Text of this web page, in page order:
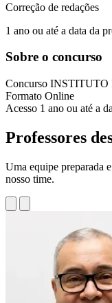
Correção de redações
1 ano ou até a data da
Sobre o concurso
Concurso INSTITUTO
Formato Online
Acesso 1 ano ou até a
Professores
Uma equipe preparada
nosso time.